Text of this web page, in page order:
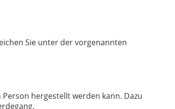
Sie unter der vorgenannten
hergestellt werden kann. Dazu